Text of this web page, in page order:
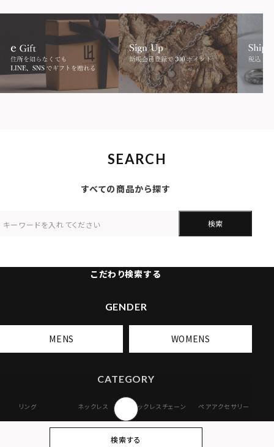
SEARCH
すべての商品から探す
検索
こだわり検索する
GENDER
MENS WOMENS
CATEGORY
リング ネックレス ネックレスチェーン ペアアクセサリー
検索する